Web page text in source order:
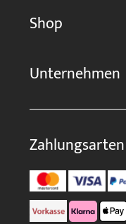
Shop
Unternehmen
Zahlungsarten